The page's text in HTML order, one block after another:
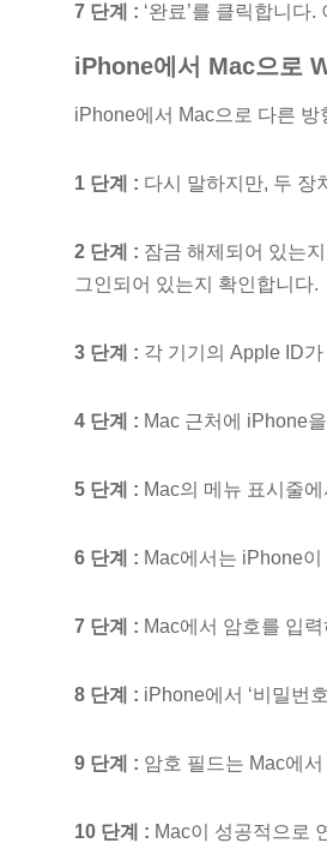
7 단계 : ‘완료’를 클릭합니다
iPhone에서 Mac으로
iPhone에서 Mac으로 다른
1 단계 : 다시 말하지만, 두 장
2 단계 : 잠금 해제되어 있는
그인되어 있는지 확인합니다.
3 단계 : 각 기기의 Apple ID
4 단계 : Mac 근처에 iPhone
5 단계 : Mac의 메뉴 표시줄
6 단계 : Mac에서는 iPhone
7 단계 : Mac에서 암호를 입
8 단계 : iPhone에서 ‘비밀번
9 단계 : 암호 필드는 Mac에
10 단계 : Mac이 성공적으로